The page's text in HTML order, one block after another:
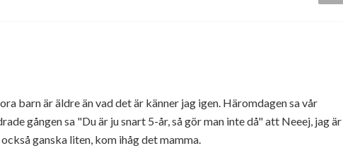
barn är äldre än vad det är känner jag igen. Häromdagen sa vår
gången sa "Du är ju snart 5-år, så gör man inte då" att Neeej, jag är
ganska liten, kom ihåg det mamma.